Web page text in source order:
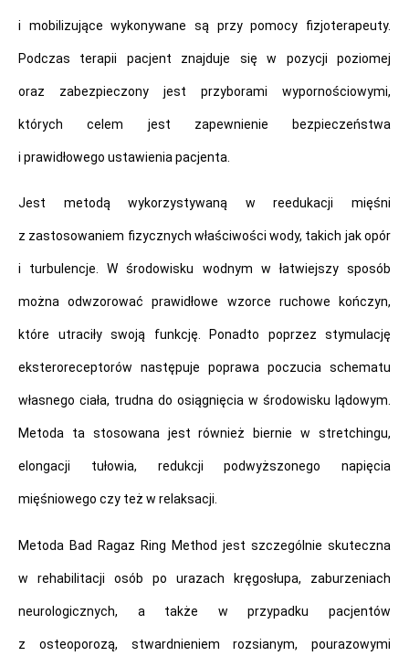
i mobilizujące wykonywane są przy pomocy fizjoterapeuty.
Podczas terapii pacjent znajduje się w pozycji poziomej
oraz zabezpieczony jest przyborami wypornościowymi,
których celem jest zapewnienie bezpieczeństwa
i prawidłowego ustawienia pacjenta.
Jest metodą wykorzystywaną w reedukacji mięśni
z zastosowaniem fizycznych właściwości wody, takich jak opór
i turbulencje. W środowisku wodnym w łatwiejszy sposób
można odwzorować prawidłowe wzorce ruchowe kończyn,
które utraciły swoją funkcję. Ponadto poprzez stymulację
eksteroreceptorów następuje poprawa poczucia schematu
własnego ciała, trudna do osiągnięcia w środowisku lądowym.
Metoda ta stosowana jest również biernie w stretchingu,
elongacji tułowia, redukcji podwyższonego napięcia
mięśniowego czy też w relaksacji.
Metoda Bad Ragaz Ring Method jest szczególnie skuteczna
w rehabilitacji osób po urazach kręgosłupa, zaburzeniach
neurologicznych, a także w przypadku pacjentów
z osteoporozą, stwardnieniem rozsianym, pourazowymi